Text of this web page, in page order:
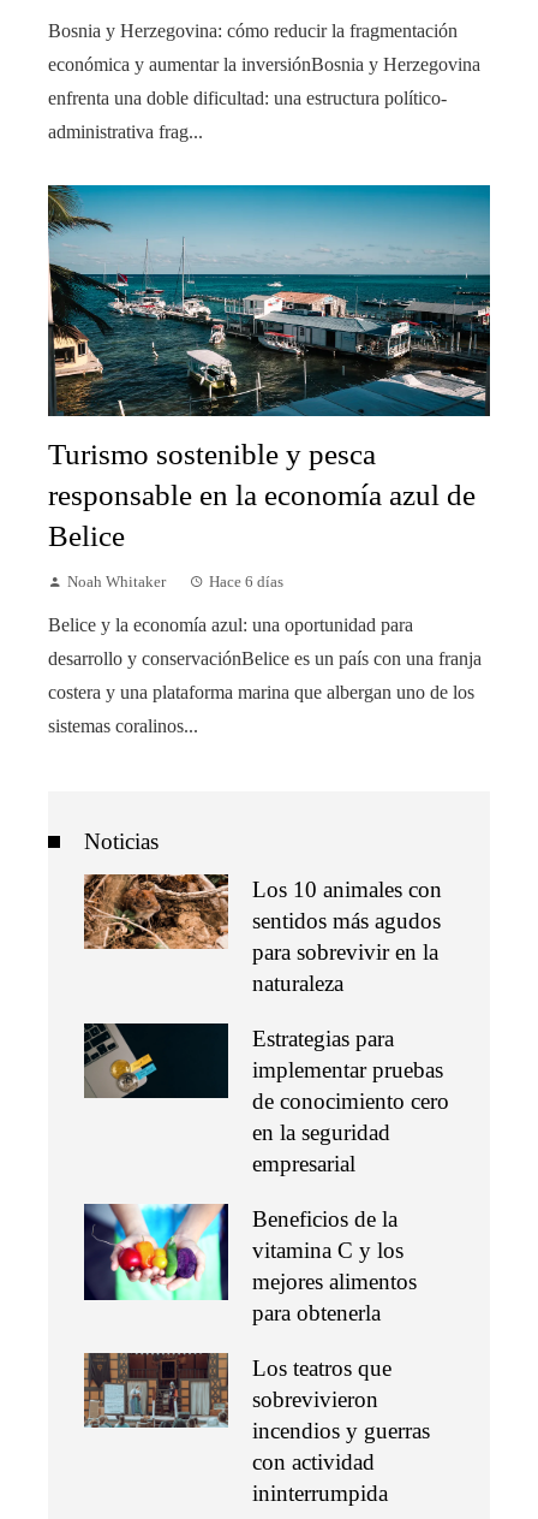
Bosnia y Herzegovina: cómo reducir la fragmentación
económica y aumentar la inversiónBosnia y Herzegovina
enfrenta una doble dificultad: una estructura político-
administrativa frag...
Turismo sostenible y pesca
responsable en la economía azul de
Belice
Noah Whitaker Hace 6 días
Belice y la economía azul: una oportunidad para
desarrollo y conservaciónBelice es un país con una franja
costera y una plataforma marina que albergan uno de los
sistemas coralinos...
Noticias
Los 10 animales con
sentidos más agudos
para sobrevivir en la
naturaleza
Estrategias para
implementar pruebas
de conocimiento cero
en la seguridad
empresarial
Beneficios de la
vitamina C y los
mejores alimentos
para obtenerla
Los teatros que
sobrevivieron
incendios y guerras
con actividad
ininterrumpida